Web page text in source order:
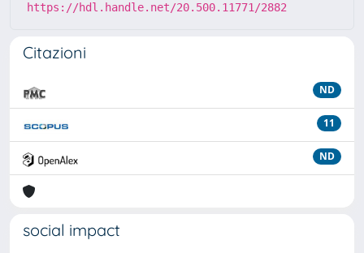
https://hdl.handle.net/20.500.11771/2882
Citazioni
ND
11
ND
social impact